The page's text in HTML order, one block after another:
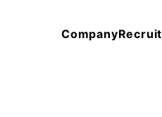
CompanyRecruit